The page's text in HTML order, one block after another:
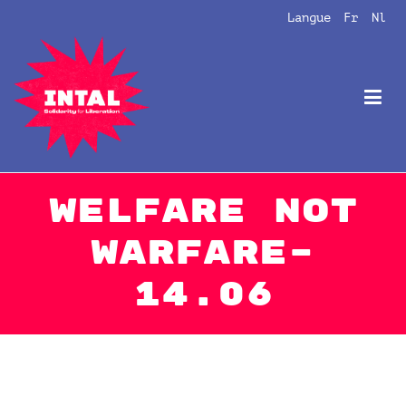
Langue Fr Nl
Intal
Globalize Solidarity!
Welfare not
warfare–
14.06